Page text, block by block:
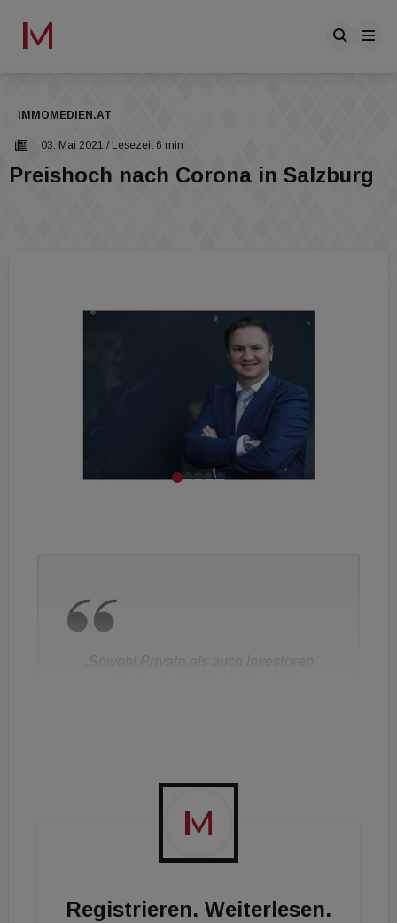
IMMOMEDIEN.AT
03. Mai 2021 / Lesezeit 6 min
Preishoch nach Corona in Salzburg
Registrieren. Weiterlesen.